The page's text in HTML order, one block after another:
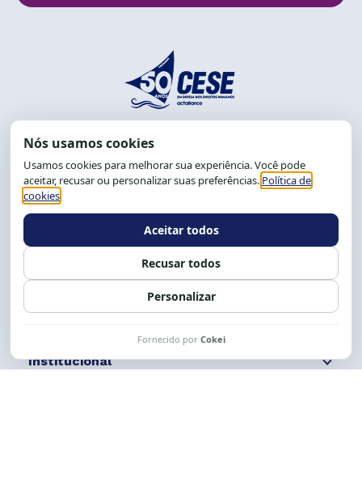
End.: R. da Graça, 150. Graça
CEP: 40.150-055
Salvador-BA, Brasil.
Tel.: (71) 2104-5457, Cel.: (71) 9 9239-2104 ou 2105
Expediente: 8h às 12h e 13 às 17h.
Siga nossas redes Fale conosco
Institucional